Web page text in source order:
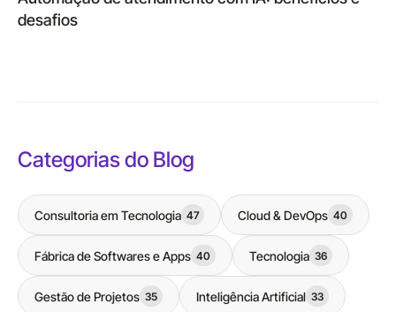
desafios
Categorias do Blog
Consultoria em Tecnologia 47 Cloud & DevOps 40
Fábrica de Softwares e Apps 40 Tecnologia 36
Gestão de Projetos 35 Inteligência Artificial 33